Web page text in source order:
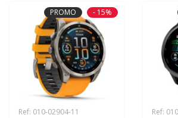
PROMO - 15%
Ref: 010-02904-11 Ref: